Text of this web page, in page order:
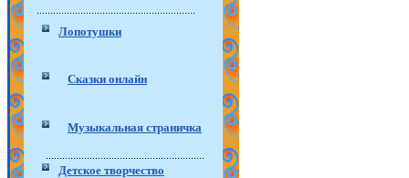
Лопотушки
Сказки онлайн
Музыкальная страничка
Детское творчество